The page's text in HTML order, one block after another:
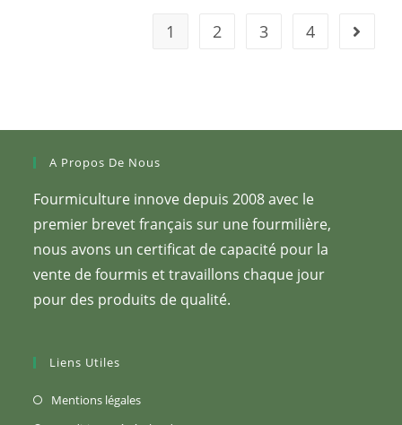
ByFormica
1 2 3 4 Aller à
A Propos De Nous
Fourmiculture innove depuis 2008 avec le
premier brevet français sur une fourmilière,
nous avons un certificat de capacité pour la
vente de fourmis et travaillons chaque jour
pour des produits de qualité.
Liens Utiles
Mentions légalesS’ouvre